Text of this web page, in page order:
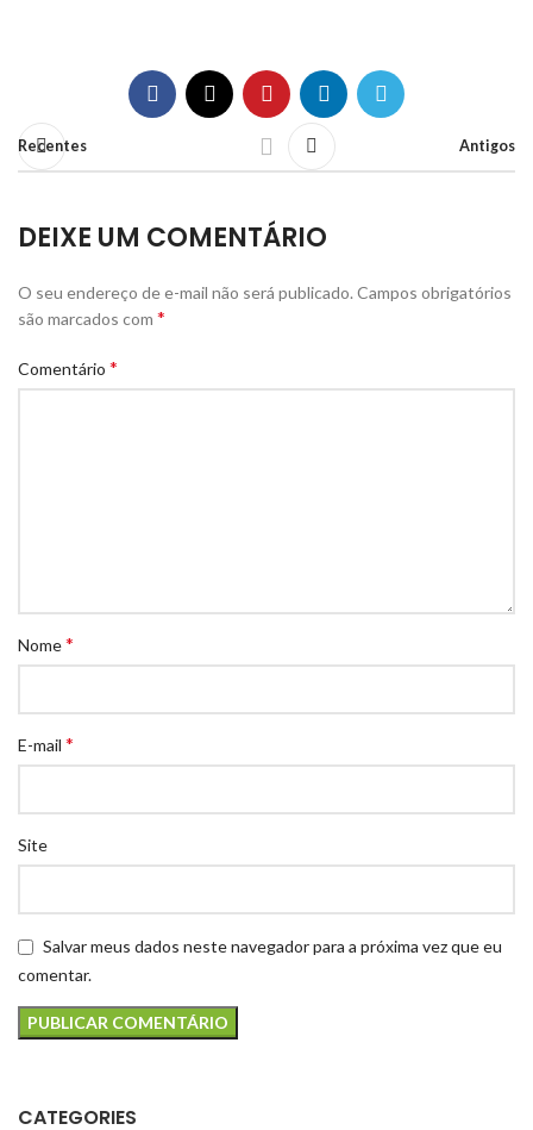
Recentes Antigos
DEIXE UM COMENTÁRIO
O seu endereço de e-mail não será publicado. Campos obrigatórios
são marcados com *
Comentário *
Nome*
E-mail *
Site
Salvar meus dados neste navegador para a próxima vez que eu
comentar.
CATEGORIES